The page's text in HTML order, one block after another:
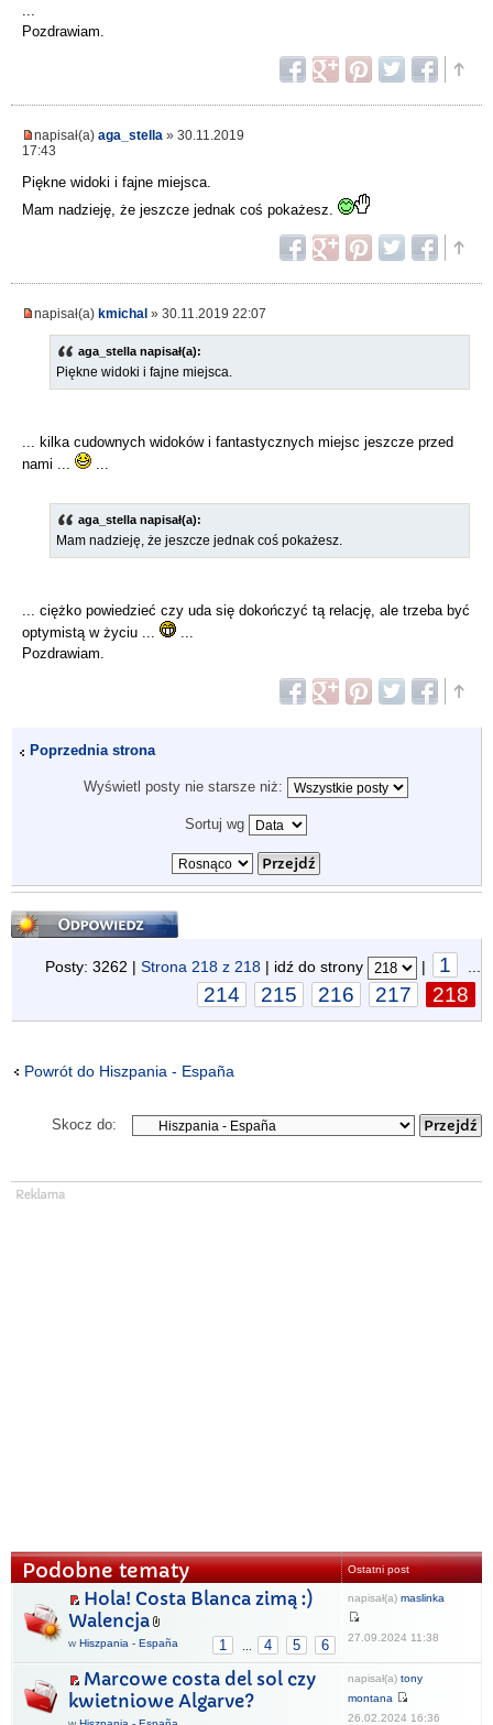
...
Pozdrawiam.
napisał(a) aga_stella » 30.11.2019
17:43
Piękne widoki i fajne miejsca.
Mam nadzieję, że jeszcze jednak coś pokażesz.
napisał(a) kmichal » 30.11.2019 22:07
aga_stella napisał(a):
Piękne widoki i fajne miejsca.
... kilka cudownych widoków i fantastycznych miejsc jeszcze przed
nami ...
...
aga_stella napisał(a):
Mam nadzieję, że jeszcze jednak coś pokażesz.
... ciężko powiedzieć czy uda się dokończyć tą relację, ale trzeba być
optymistą w życiu ...
Pozdrawiam.
Poprzednia strona
Wyświetl posty nie starsze niż:
Sortuj wg
Odpowiedz
Posty: 3262 | Strona 218 z 218 | idź do strony | 1
214 215 216 217 218
Powrót do Hiszpania - España
Skocz do:
Podobne tematy Ostatni post
Hola! Costa Blanca zimą :)
Walencja
1 4 5 6
w Hiszpania - España
napisał(a) maslinka
27.09.2024 11:38
Marcowe costa del sol czy
kwietniowe Algarve?
napisał(a) tony
montana
26.02.2024 16:36